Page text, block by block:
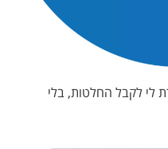
לי לקבל החלטות, בלי